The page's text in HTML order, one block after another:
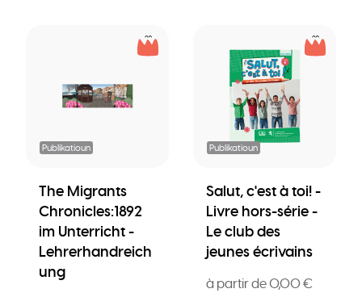
Publikatioun
The Migrants
Chronicles:1892
im Unterricht -
Lehrerhandreich
ung
Publikatioun
Salut, c'est à toi! -
Livre hors-série -
Le club des
jeunes écrivains
à partir de 0,00 €